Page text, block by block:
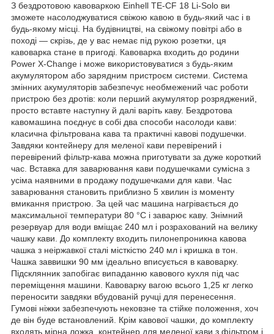
З бездротовою кавоваркою Einhell TE-CF 18 Li-Solo ви
зможете насолоджуватися свіжою кавою в будь-який час і в
будь-якому місці. На будівництві, на свіжому повітрі або в
поході — скрізь, де у вас немає під рукою розетки, ця
кавоварка стане в пригоді. Кавоварка входить до родини
Power X-Change і може використовуватися з будь-яким
акумулятором або зарядним пристроєм системи. Система
змінних акумуляторів забезпечує необмежений час роботи
пристрою без дротів: коли перший акумулятор розряджений,
просто вставте наступну й далі варіть каву. Бездротова
кавомашина поєднує в собі два способи насолоди кави:
класична фільтрована кава та практичні кавові подушечки.
Завдяки контейнеру для меленої кави перевірений і
перевірений фільтр-кава можна приготувати за дуже короткий
час. Вставка для заварювання кави подушечками сумісна з
усіма наявними в продажу подушечками для кави. Час
заварювання становить приблизно 5 хвилин із моменту
вмикання пристрою. За цей час машина нагрівається до
максимальної температури 80 °C і заварює каву. Знімний
резервуар для води вміщає 240 мл і розрахований на велику
чашку кави. До комплекту входить пилонепроникна кавова
чашка з неіржавкої сталі місткістю 240 мл і кришка в тон.
Чашка заввишки 90 мм ідеально вписується в кавоварку.
Підсклянник запобігає випаданню кавового кухля під час
переміщення машини. Кавоварку вагою всього 1,25 кг легко
переносити завдяки вбудованій ручці для перенесення.
Гумові ніжки забезпечують нековзне та стійке положення, хоч
де він буде встановлений. Крім кавової чашки, до комплекту
входять мірна ложка, контейнер для меленої кави з фільтром і